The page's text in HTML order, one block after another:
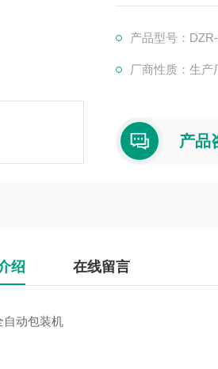
产品型号：
厂商性质：生产
产品
绍 在线留言
包装机